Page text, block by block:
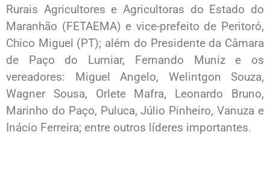
Rurais Agricultores e Agricultoras do Estado do
Maranhão (FETAEMA) e vice-prefeito de Peritoró,
Chico Miguel (PT); além do Presidente da Câmara
de Paço do Lumiar, Fernando Muniz e os
vereadores: Miguel Angelo, Welintgon Souza,
Wagner Sousa, Orlete Mafra, Leonardo Bruno,
Marinho do Paço, Puluca, Júlio Pinheiro, Vanuza e
Inácio Ferreira; entre outros líderes importantes.